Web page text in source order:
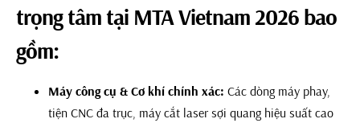
trọng tâm tại MTA Vietnam 2026 bao
gồm:
Máy công cụ & Cơ khí chính xác: Các dòng máy phay,
tiện CNC đa trục, máy cắt laser sợi quang hiệu suất cao